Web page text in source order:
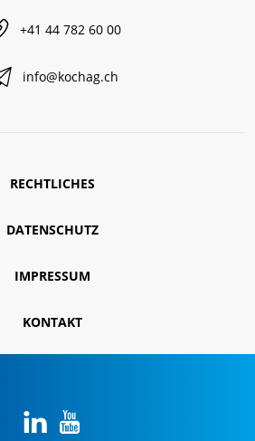
+41 44 782 60 00
info@kochag.ch
RECHTLICHES
DATENSCHUTZ
IMPRESSUM
KONTAKT